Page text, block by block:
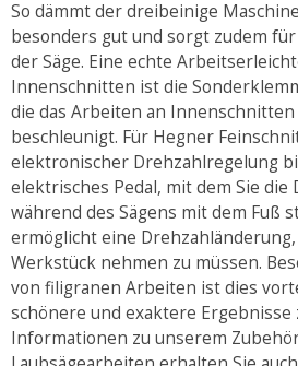
So dämmt der dreibeinige
besonders gut und sorgt zudem
der Säge. Eine echte
Innenschnitten ist die
die das Arbeiten an
beschleunigt. Für Hegner
elektronischer Drehzahlregelung
elektrisches Pedal, mit dem Sie die
während des Sägens mit dem Fuß
ermöglicht eine
Werkstück nehmen zu müssen.
von filigranen Arbeiten ist dies
schönere und exaktere Ergebnisse
Informationen zu unserem